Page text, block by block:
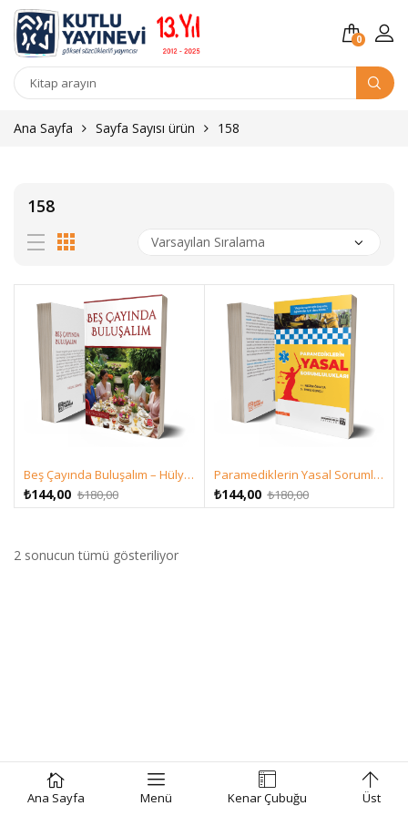
0
Kitap
Ana Sayfa Menü Kenar Çubuğu Üst
Ana Sayfa Sayfa Sayısı ürün 158
158
Beş Çayında Buluşalım – Hülya Sönmez
₺180,00Orijinal
fiyat:
₺144,00
Şu
andaki
₺144,00.
Paramediklerin Yasal Sorumlulukları – Av. Nesrin Özkaya & Dr. Temel Kılınçlı
₺180,00Orijinal
fiyat:
₺144,00
Şu
andaki
2 sonucun tümü gösteriliyor